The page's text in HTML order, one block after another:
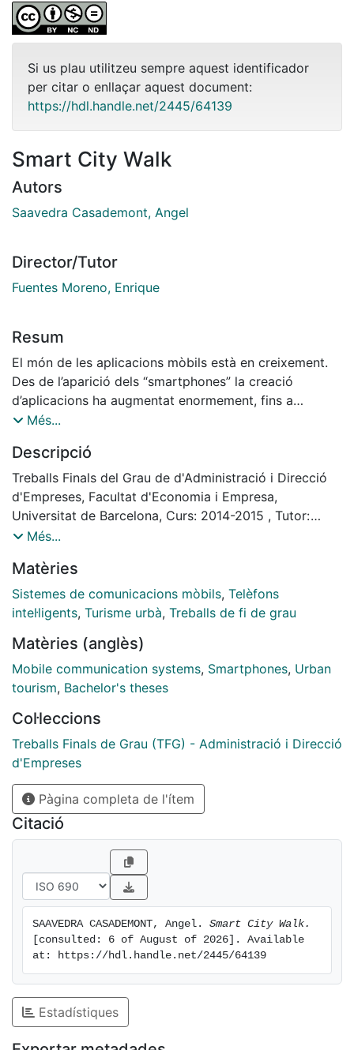
Si us plau utilitzeu sempre aquest identificador
per citar o enllaçar aquest document:
https://hdl.handle.net/2445/64139
Smart City Walk
Autors
Saavedra Casademont, Angel
Director/Tutor
Fuentes Moreno, Enrique
Resum
El món de les aplicacions mòbils està en creixement.
Des de l’aparició dels “smartphones” la creació
d’aplicacions ha augmentat enormement, fins a
considerar-se imprescindible per a moltes empreses el
Aquest projecte va encaminat a crear una empresa,
que desenvoluparà una aplicació especifica, per tal de
cobrir una necessitat en el sector del turisme e
intentar causar un impacte significatiu dins de l’extens
mon de les aplicacions mòbils. També aconseguir ser
clients són molts, ja que un gran nombre de persones
disposa actualment de “smartphones”.
Caldrà un bon plantejament de l’estratègia comercial a
l’índex de èxit es molt baix. Durant el projecte
analitzaré les característiques dels possibles clients,
els competidors, directes e indirectes i les opcions de
l’objectiu es crear una aplicació líder en el sector
turisme, la qual es segueixi desenvolupant i creixent
dia a dia.
Més...
Descripció
Treballs Finals del Grau de d'Administració i Direcció
d'Empreses, Facultat d'Economia i Empresa,
Universitat de Barcelona, Curs: 2014-2015 , Tutor:
Enrique Fuentes Moreno
Més...
Matèries
Sistemes de comunicacions mòbils, Telèfons
intel·ligents, Turisme urbà, Treballs de fi de grau
Matèries (anglès)
Mobile communication systems, Smartphones, Urban
tourism, Bachelor's theses
Col·leccions
Treballs Finals de Grau (TFG) - Administració i Direcció
d'Empreses
Pàgina completa de l'ítem
Citació
SAAVEDRA CASADEMONT, Angel. Smart City Walk.
[consulted: 6 of August of 2026]. Available
at: https://hdl.handle.net/2445/64139
Estadístiques